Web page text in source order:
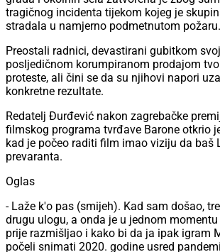
tragičnog incidenta tijekom kojeg je
stradala u namjerno podmetnutom požaru.
Preostali radnici, devastirani gubitkom
posljedičnom korumpiranom prodajom
proteste, ali čini se da su njihovi napori
konkretne rezultate.
Redatelj Đurđević nakon zagrebačke
filmskog programa tvrđave Barone otkrio
kad je počeo raditi film imao viziju da baš
prevaranta.
Oglas
- Laže k'o pas (smijeh). Kad sam došao,
drugu ulogu, a onda je u jednom
prije razmišljao i kako bi da ja ipak igram
počeli snimati 2020. godine usred